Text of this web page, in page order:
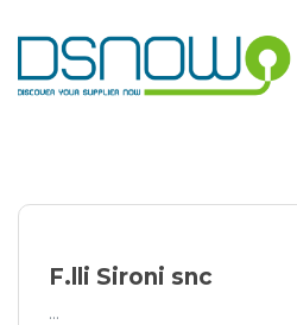
to
content
F.lli Sironi snc
...